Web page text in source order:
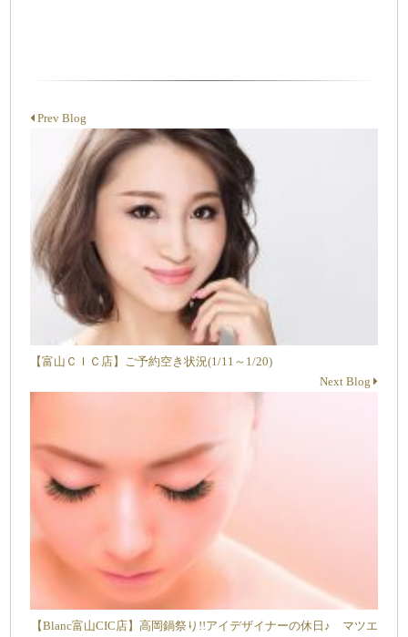
Prev Blog
【富山ＣＩＣ店】ご予約空き状況(1/11～1/20)
Next Blog
【Blanc富山CIC店】高岡鍋祭り!!アイデザイナーの休日♪ マツエ